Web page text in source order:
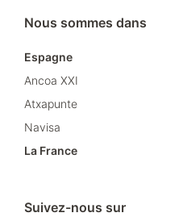
Nous sommes dans
Espagne
Ancoa XXI
Atxapunte
Navisa
La France
Suivez-nous sur